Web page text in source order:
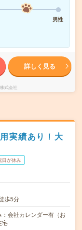
男性
詳しく見る
式会社
実績あり！大
日が休み
歩5分
会社カレンダー有（お
宅